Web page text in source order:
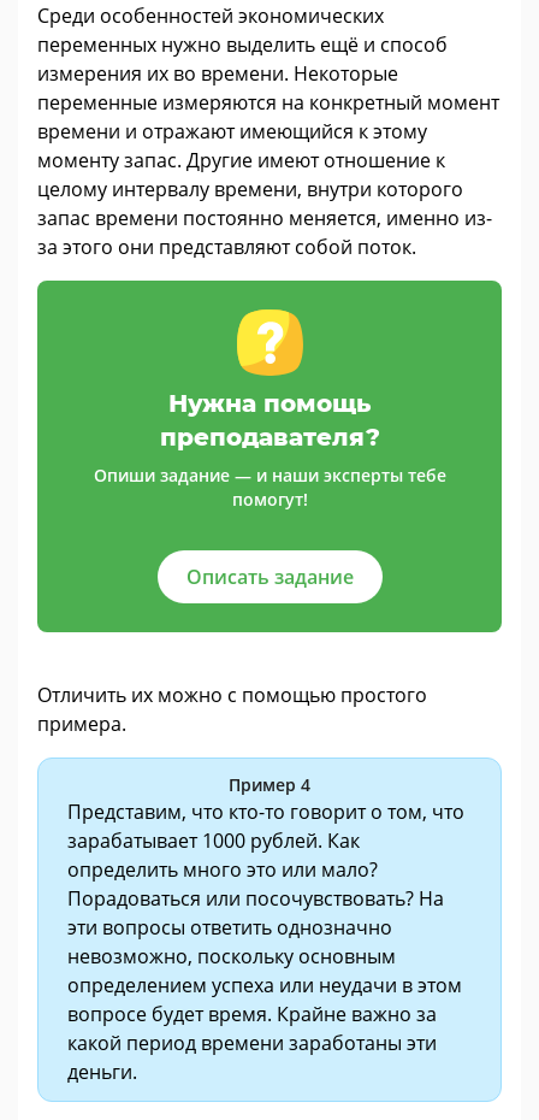
Среди особенностей экономических
переменных нужно выделить ещё и способ
измерения их во времени. Некоторые
переменные измеряются на конкретный момент
времени и отражают имеющийся к этому
моменту запас. Другие имеют отношение к
целому интервалу времени, внутри которого
запас времени постоянно меняется, именно из-
за этого они представляют собой поток.
Нужна помощь
преподавателя?
Опиши задание — и наши эксперты тебе
помогут!
Описать задание
Отличить их можно с помощью простого
примера.
Пример 4
Представим, что кто-то говорит о том, что
зарабатывает 1000 рублей. Как
определить много это или мало?
Порадоваться или посочувствовать? На
эти вопросы ответить однозначно
невозможно, поскольку основным
определением успеха или неудачи в этом
вопросе будет время. Крайне важно за
какой период времени заработаны эти
деньги.